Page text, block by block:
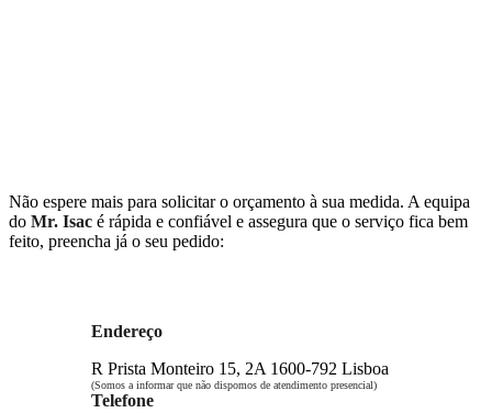
Não espere mais para solicitar o orçamento à sua medida. A equipa
do Mr. Isac é rápida e confiável e assegura que o serviço fica bem
feito, preencha já o seu pedido:
Endereço
R Prista Monteiro 15, 2A 1600-792 Lisboa
(Somos a informar que não dispomos de atendimento presencial)
Telefone